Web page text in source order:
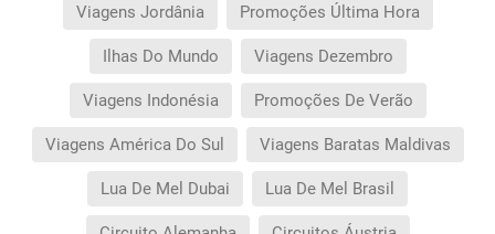
Viagens Jordânia Promoções Última Hora
Ilhas Do Mundo Viagens Dezembro
Viagens Indonésia Promoções De Verão
Viagens América Do Sul Viagens Baratas Maldivas
Lua De Mel Dubai Lua De Mel Brasil